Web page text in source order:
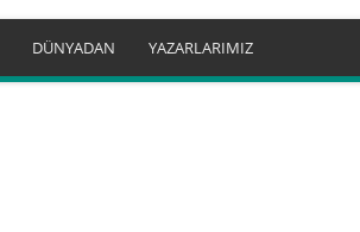
DÜNYADAN YAZARLARIMIZ